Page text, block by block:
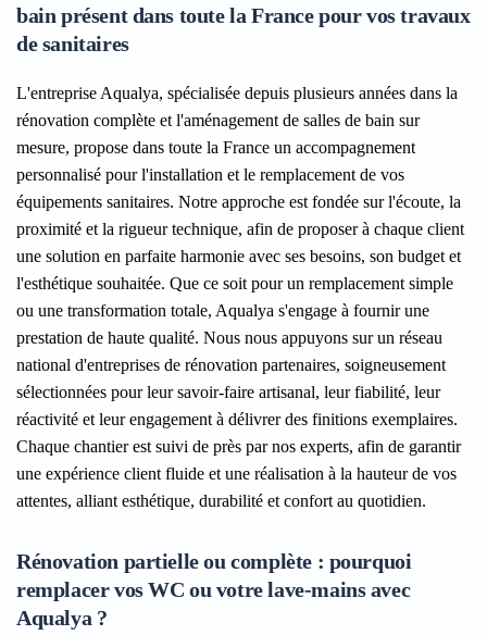
bain présent dans toute la France pour vos travaux
de sanitaires
L'entreprise Aqualya, spécialisée depuis plusieurs années dans la
rénovation complète et l'aménagement de salles de bain sur
mesure, propose dans toute la France un accompagnement
personnalisé pour l'installation et le remplacement de vos
équipements sanitaires. Notre approche est fondée sur l'écoute, la
proximité et la rigueur technique, afin de proposer à chaque client
une solution en parfaite harmonie avec ses besoins, son budget et
l'esthétique souhaitée. Que ce soit pour un remplacement simple
ou une transformation totale, Aqualya s'engage à fournir une
prestation de haute qualité. Nous nous appuyons sur un réseau
national d'entreprises de rénovation partenaires, soigneusement
sélectionnées pour leur savoir-faire artisanal, leur fiabilité, leur
réactivité et leur engagement à délivrer des finitions exemplaires.
Chaque chantier est suivi de près par nos experts, afin de garantir
une expérience client fluide et une réalisation à la hauteur de vos
attentes, alliant esthétique, durabilité et confort au quotidien.
Rénovation partielle ou complète : pourquoi
remplacer vos WC ou votre lave-mains avec
Aqualya ?